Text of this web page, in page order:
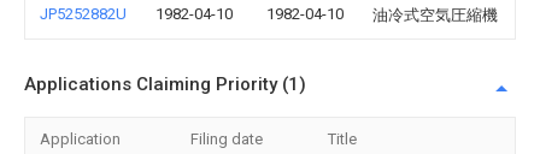
JP5252882U 1982-04-10 1982-04-10 油冷式空気圧縮機
Applications Claiming Priority (1)
Application Filing date Title